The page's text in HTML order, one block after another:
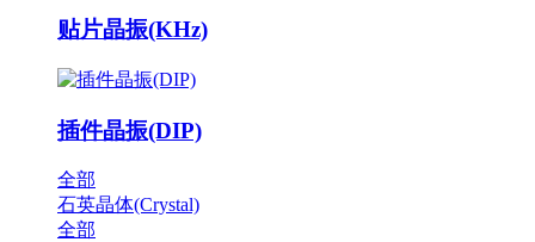
贴片晶振(KHz)
插件晶振(DIP)
全部
石英晶体(Crystal)
全部